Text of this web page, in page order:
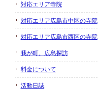
対応エリア寺院
対応エリア広島市中区の寺院
対応エリア広島市西区の寺院
我が町、広島探訪
料金について
活動日誌